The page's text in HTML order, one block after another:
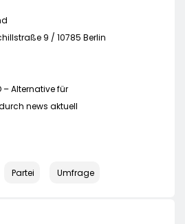
9 / 10785 Berlin
Alternative für
news aktuell
Partei Umfrage